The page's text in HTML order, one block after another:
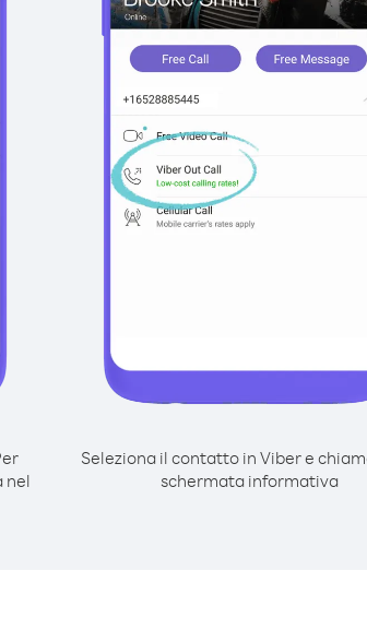
nel
Seleziona il contatto in Viber e
schermata informativa